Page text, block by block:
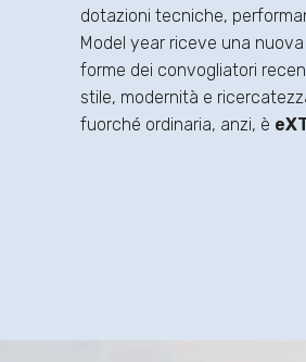
dotazioni tecniche,
Model year riceve una
forme dei convogliatori
stile, modernità e
fuorché ordinaria, anzi, è